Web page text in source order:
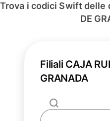
Trova i codici Swift delle
DE
Filiali CAJA
GRANADA